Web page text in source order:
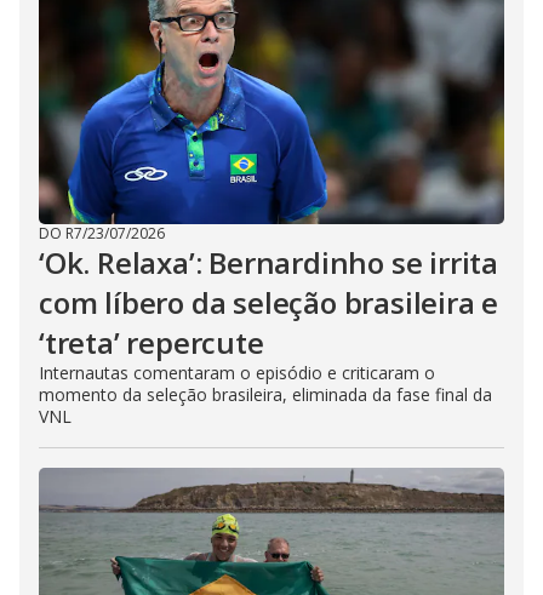
DO R7/23/07/2026
‘Ok. Relaxa’: Bernardinho se irrita
com líbero da seleção brasileira e
‘treta’ repercute
Internautas comentaram o episódio e criticaram o
momento da seleção brasileira, eliminada da fase final da
VNL